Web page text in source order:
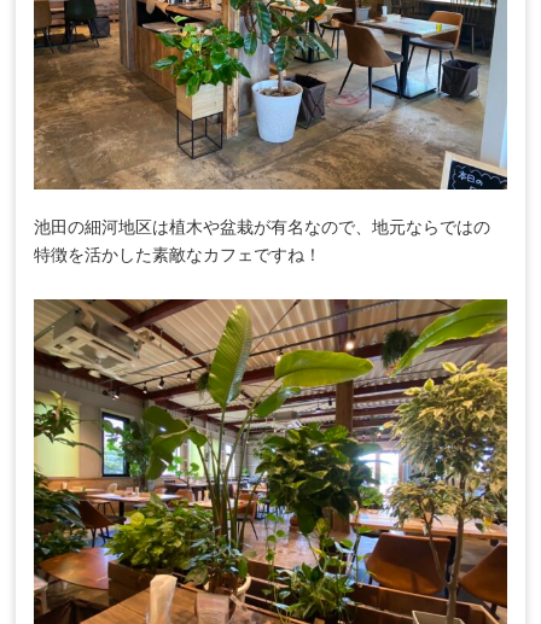
池田の細河地区は植木や盆栽が有名なので、地元ならではの
特徴を活かした素敵なカフェですね！